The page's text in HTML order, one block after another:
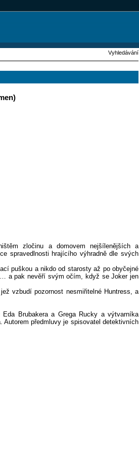
Vyhledávání
zločinu a domovem nejšílenějších a
spravedlnosti hrajícího výhradně dle svých
puškou a nikdo od starosty až po obyčejné
a pak nevěří svým očím, když se Joker jen
vzbudí pozornost nesmiřitelné Huntress, a
Brubakera a Grega Rucky a výtvarníka
Autorem předmluvy je spisovatel detektivních